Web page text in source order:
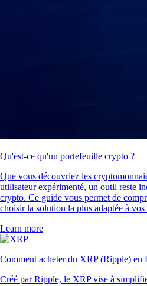
Qu'est-ce qu'un portefeuille crypto ?
Que vous découvriez les
utilisateur expérimenté, un outil reste
crypto. Ce guide vous permet de
choisir la solution la plus adaptée à vos
Learn more
Comment acheter du XRP (Ripple) en
Créé par Ripple, le XRP vise à